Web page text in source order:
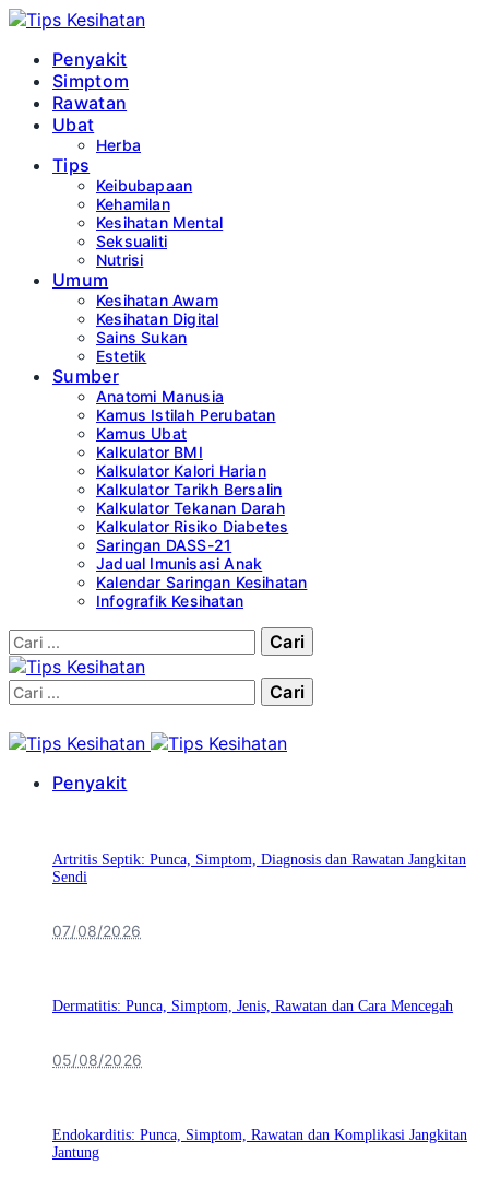
Penyakit
Simptom
Rawatan
Ubat
Herba
Tips
Keibubapaan
Kehamilan
Kesihatan Mental
Seksualiti
Nutrisi
Umum
Kesihatan Awam
Kesihatan Digital
Sains Sukan
Estetik
Sumber
Anatomi Manusia
Kamus Istilah Perubatan
Kamus Ubat
Kalkulator BMI
Kalkulator Kalori Harian
Kalkulator Tarikh Bersalin
Kalkulator Tekanan Darah
Kalkulator Risiko Diabetes
Saringan DASS-21
Jadual Imunisasi Anak
Kalendar Saringan Kesihatan
Infografik Kesihatan
Cari:
Cari:
Penyakit
Artritis Septik: Punca, Simptom, Diagnosis dan Rawatan Jangkitan
Sendi
07/08/2026
Dermatitis: Punca, Simptom, Jenis, Rawatan dan Cara Mencegah
05/08/2026
Endokarditis: Punca, Simptom, Rawatan dan Komplikasi Jangkitan
Jantung